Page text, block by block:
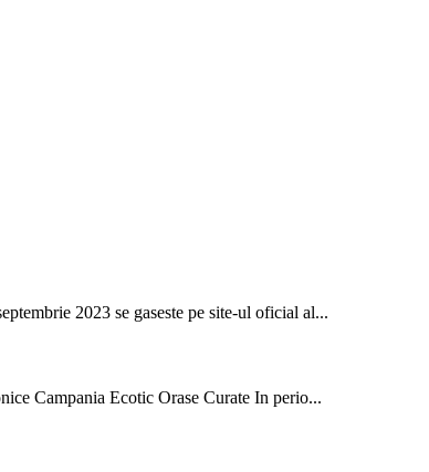
2023 se gaseste pe site-ul oficial al...
Campania Ecotic Orase Curate In perio...